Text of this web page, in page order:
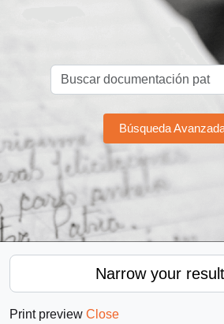
Búsqueda
Narrow your
Print preview Close